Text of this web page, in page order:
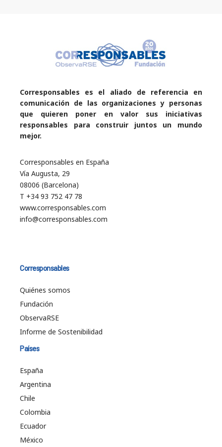
Corresponsables es el aliado de referencia en
comunicación de las organizaciones y personas
que quieren poner en valor sus iniciativas
responsables para construir juntos un mundo
mejor.
Corresponsables en España
Vía Augusta, 29
08006 (Barcelona)
T +34 93 752 47 78
www.corresponsables.com
info@corresponsables.com
Corresponsables
Quiénes somos
Fundación
ObservaRSE
Informe de Sostenibilidad
Países
España
Argentina
Chile
Colombia
Ecuador
México